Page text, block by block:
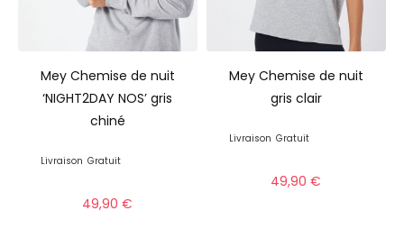
Mey Chemise de nuit
‘NIGHT2DAY NOS’ gris
chiné
Livraison Gratuit
49,90€
Mey Chemise de nuit
gris clair
Livraison Gratuit
49,90€